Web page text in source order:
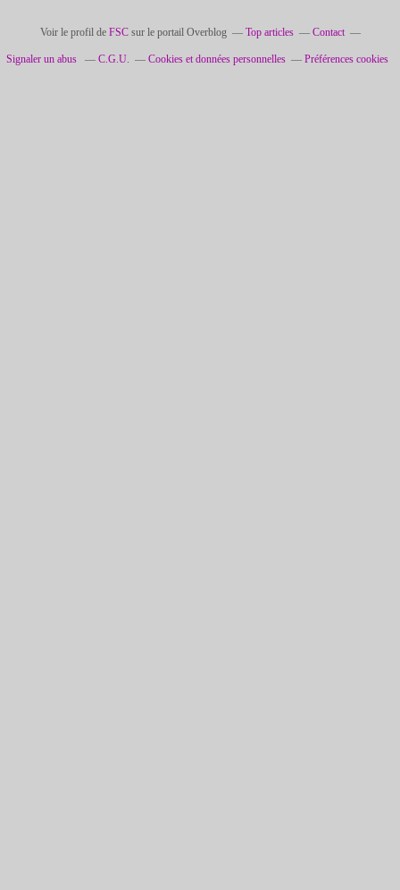
Voir le profil de FSCsur le portail Overblog Top articles Contact
Signaler un abus C.G.U. Cookies et données personnelles Préférences cookies